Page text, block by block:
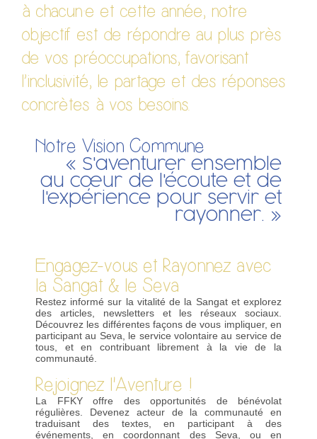
à chacun·e et cette année, notre
objectif est de répondre au plus près
de vos préoccupations, favorisant
l’inclusivité, le partage et des réponses
concrètes à vos besoins.
Notre Vision Commune
« S'aventurer ensemble
au cœur de l'écoute et de
l'expérience pour servir et
rayonner. »
Engagez-vous et Rayonnez avec
la Sangat & le Seva
Restez informé sur la vitalité de la Sangat et explorez
des articles, newsletters et les réseaux sociaux.
Découvrez les différentes façons de vous impliquer, en
participant au Seva, le service volontaire au service de
tous, et en contribuant librement à la vie de la
communauté.
Rejoignez l'Aventure !
La FFKY offre des opportunités de bénévolat
régulières. Devenez acteur de la communauté en
traduisant des textes, en participant à des
événements, en coordonnant des Seva, ou en